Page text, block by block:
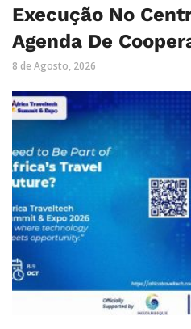
Execução No
Agenda De
8 de Agosto, 2026